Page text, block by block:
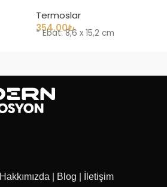
Termoslar
354.00₺
* Ebat: 8,6 x 15,2 cm
Hakkımızda Blog İletişim